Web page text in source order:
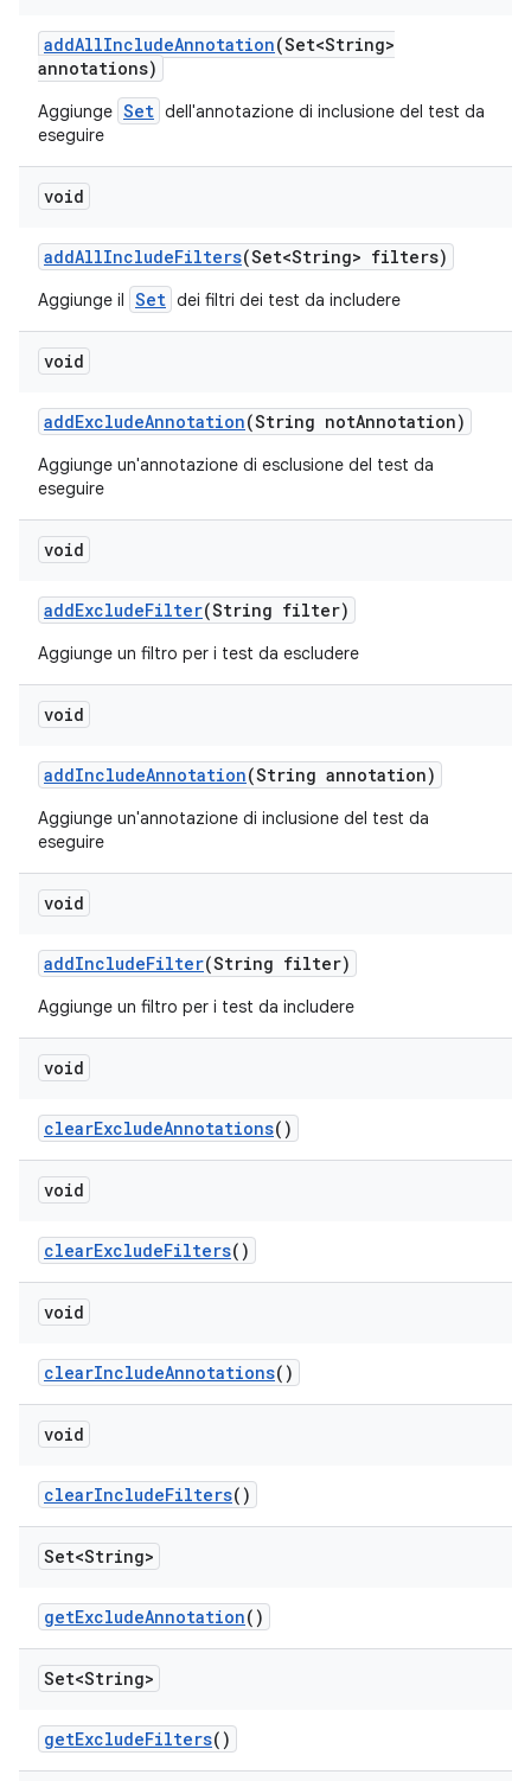
addAllIncludeAnnotation(Set<String>
annotations)
Aggiunge Set dell'annotazione di inclusione del test da
eseguire
void
addAllIncludeFilters(Set<String> filters)
Aggiunge il Set dei filtri dei test da includere
void
addExcludeAnnotation(String notAnnotation)
Aggiunge un'annotazione di esclusione del test da
eseguire
void
addExcludeFilter(String filter)
Aggiunge un filtro per i test da escludere
void
addIncludeAnnotation(String annotation)
Aggiunge un'annotazione di inclusione del test da
eseguire
void
addIncludeFilter(String filter)
Aggiunge un filtro per i test da includere
void
clearExcludeAnnotations()
void
clearExcludeFilters()
void
clearIncludeAnnotations()
void
clearIncludeFilters()
Set<String>
getExcludeAnnotation()
Set<String>
getExcludeFilters()